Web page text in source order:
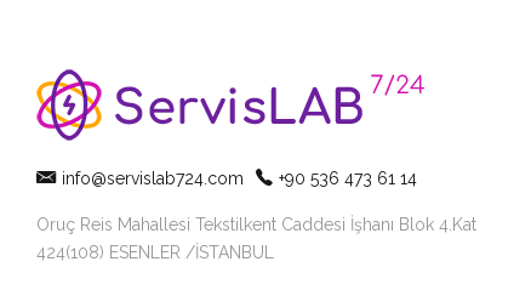
info@servislab724.com +90 536 473 61 14
Oruç Reis Mahallesi Tekstilkent Caddesi İşhanı Blok 4.Kat
424(108) ESENLER /İSTANBUL